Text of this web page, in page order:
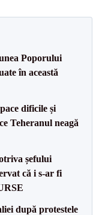
Poporului
în această
dificile și
Teheranul neagă
șefului
că i s-ar fi
după protestele